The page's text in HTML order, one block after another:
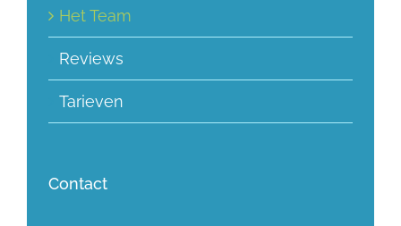
Het Team
Reviews
Tarieven
Contact